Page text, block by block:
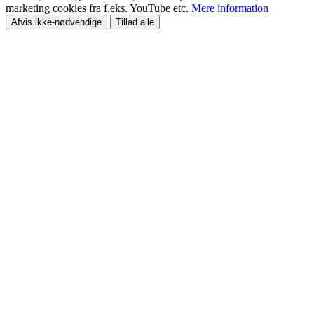
marketing cookies fra f.eks. YouTube etc. Mere information
Afvis ikke-nødvendige Tillad alle